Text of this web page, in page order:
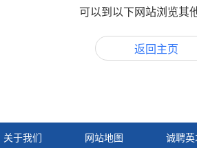
可以到以下网站浏览其
返回主页
关于我们 网站地图 诚聘英